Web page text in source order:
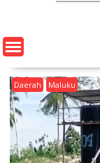
e
n
Daerah Maluku